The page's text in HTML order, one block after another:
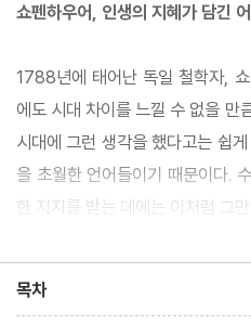
쇼펜하우어, 인생의 지혜가 담긴
1788년에 태어난 독일 철학자,
에도 시대 차이를 느낄 수 없을 만
시대에 그런 생각을 했다고는 쉽
을 초월한 언어들이기 때문이다.
한 지지를 받는 데에는 이처럼 그
어도 처음부터 인정받고 이해받
인 부록이라고 할 수 있는 『여록
목차